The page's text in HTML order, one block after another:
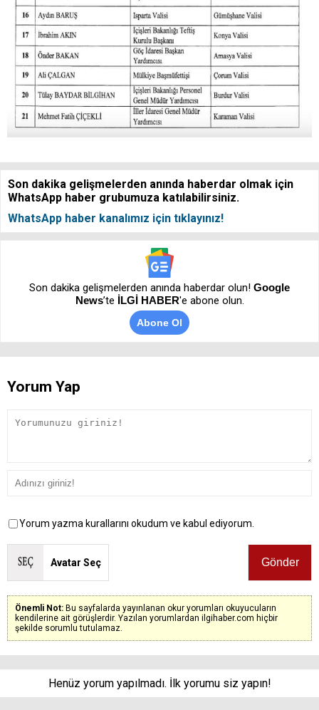
Son dakika gelişmelerden anında haberdar olmak için
WhatsApp haber grubumuza katılabilirsiniz.
WhatsApp haber kanalımız için tıklayınız!
Son dakika gelişmelerden anında haberdar olun! Google
News’te İLGİ HABER'e abone olun.
Abone Ol
Yorum Yap
Yorum yazma kurallarını okudum ve kabul ediyorum.
Avatar Seç
Önemli Not: Bu sayfalarda yayınlanan okur yorumları okuyucuların
kendilerine ait görüşlerdir. Yazılan yorumlardan ilgihaber.com hiçbir
şekilde sorumlu tutulamaz.
Henüz yorum yapılmadı. İlk yorumu siz yapın!